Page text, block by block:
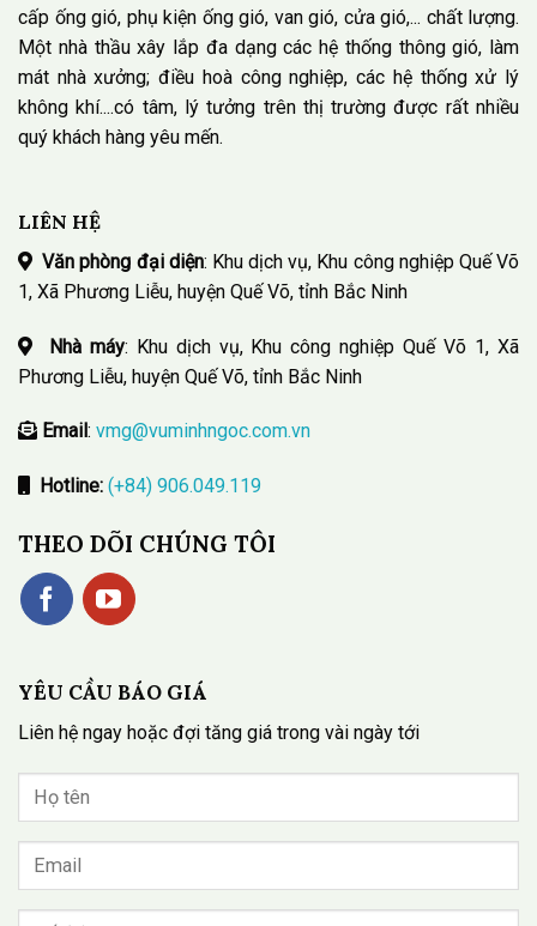
cấp ống gió, phụ kiện ống gió, van gió, cửa gió,... chất lượng.
Một nhà thầu xây lắp đa dạng các hệ thống thông gió, làm
mát nhà xưởng; điều hoà công nghiệp, các hệ thống xử lý
không khí....có tâm, lý tưởng trên thị trường được rất nhiều
quý khách hàng yêu mến.
LIÊN HỆ
Văn phòng đại diện: Khu dịch vụ, Khu công nghiệp Quế Võ
1, Xã Phương Liễu, huyện Quế Võ, tỉnh Bắc Ninh
Nhà máy: Khu dịch vụ, Khu công nghiệp Quế Võ 1, Xã
Phương Liễu, huyện Quế Võ, tỉnh Bắc Ninh
Email : vmg@vuminhngoc.com.vn
Hotline: (+84) 906.049.119
THEO DÕI CHÚNG TÔI
YÊU CẦU BÁO GIÁ
Liên hệ ngay hoặc đợi tăng giá trong vài ngày tới